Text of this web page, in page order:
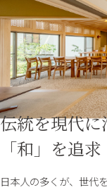
伝統を現代に
「和」を追求
日本人の多くが、世代